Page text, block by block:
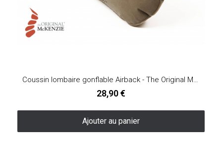
Coussin lombaire gonflable Airback - The Original McKenzie®
28,90 €
Ajouter au panier